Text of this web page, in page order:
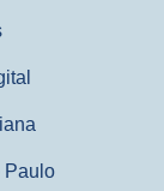
Paulo